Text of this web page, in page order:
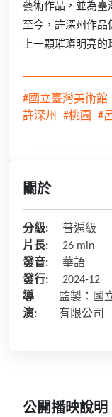
藝術作品，並為臺
至今，許深州作
上一顆璀璨明亮的
#國立臺灣美術館
許深州
#桃園 #
關於
分級:
普遍級
片長:
26 min
發音:
華語
發行:
2024-12
導
演:
監製：國
有限公司
公開播映說明